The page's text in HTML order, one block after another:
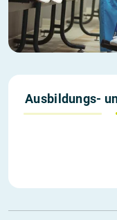
Ausbildungs-
1. Jahr
1.403 €